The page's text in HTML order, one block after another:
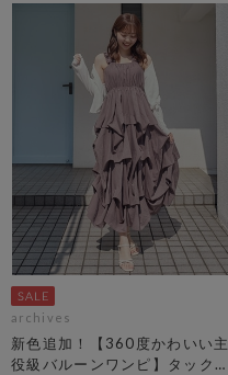
archives
新色追加！【360度かわいい主
役級バルーンワンピ】タックバ